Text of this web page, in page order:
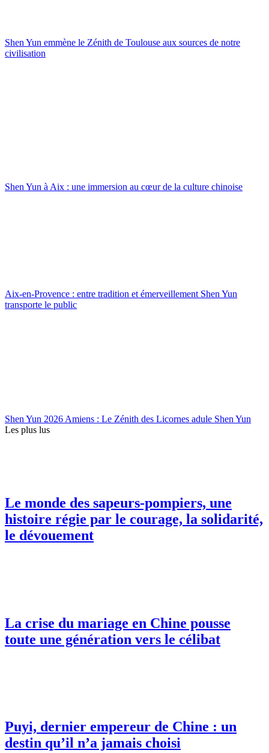
Shen Yun emmène le Zénith de Toulouse aux sources de notre
civilisation
Shen Yun à Aix : une immersion au cœur de la culture chinoise
Aix-en-Provence : entre tradition et émerveillement Shen Yun
transporte le public
Shen Yun 2026 Amiens : Le Zénith des Licornes adule Shen Yun
Les plus lus
Le monde des sapeurs-pompiers, une
histoire régie par le courage, la solidarité,
le dévouement
La crise du mariage en Chine pousse
toute une génération vers le célibat
Puyi, dernier empereur de Chine : un
destin qu’il n’a jamais choisi